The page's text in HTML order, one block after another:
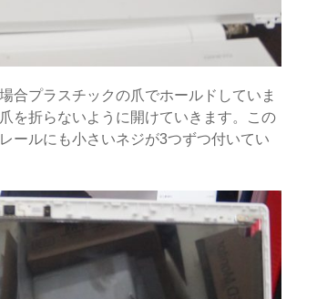
合プラスチックの爪でホールドしていま
を折らないように開けていきます。この
ールにも小さいネジが3つずつ付いてい